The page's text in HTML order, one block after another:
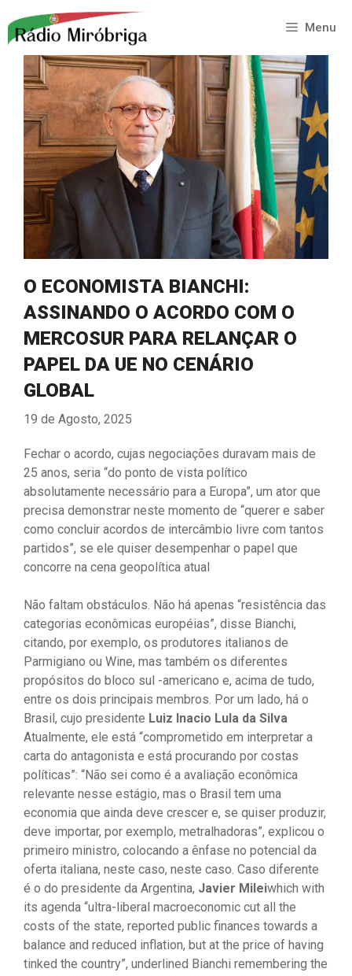
para
conteúdo
Menu
O ECONOMISTA BIANCHI:
ASSINANDO O ACORDO COM O
MERCOSUR PARA RELANÇAR O
PAPEL DA UE NO CENÁRIO
GLOBAL
19 de Agosto, 2025
Fechar o acordo, cujas negociações duravam mais de
25 anos, seria “do ponto de vista político
absolutamente necessário para a Europa”, um ator que
precisa demonstrar neste momento de “querer e saber
como concluir acordos de intercâmbio livre com tantos
partidos”, se ele quiser desempenhar o papel que
concorre na cena geopolítica atual
Não faltam obstáculos. Não há apenas “resistência das
categorias econômicas européias”, disse Bianchi,
citando, por exemplo, os produtores italianos de
Parmigiano ou Wine, mas também os diferentes
propósitos do bloco sul -americano e, acima de tudo,
entre os dois principais membros. Por um lado, há o
Brasil, cujo presidente Luiz Inacio Lula da Silva
Atualmente, ele está “comprometido em interpretar a
carta do antagonista e está procurando por costas
políticas”: “Não sei como é a avaliação econômica
relevante nesse estágio, mas o Brasil tem uma
economia que ainda deve crescer e, se quiser produzir,
deve importar, por exemplo, metralhadoras”, explicou o
primeiro ministro, colocando a ênfase no potencial da
oferta italiana, neste caso, neste caso. Caso diferente
é o do presidente da Argentina, Javier Mileiwhich with
its agenda “ultra-liberal macroeconomic cut all the
costs of the state, reported public finances towards a
balance and reduced inflation, but at the price of having
tinked the country”, underlined Bianchi remembering the